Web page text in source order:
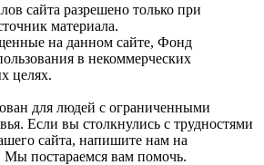
сайта разрешено только при
материала.
на данном сайте, Фонд
в некоммерческих
целях.
для людей с ограниченными
Если вы столкнулись с трудностями
сайта, напишите нам на
Мы постараемся вам помочь.